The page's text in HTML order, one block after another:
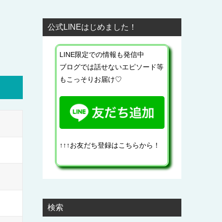
公式LINEはじめました！
LINE限定での情報も発信中
ブログでは話せないエピソード等
もこっそりお届け♡
↑↑↑お友だち登録はこちらから！
検索